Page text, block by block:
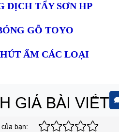
DỊCH TẨY SƠN HP
GỖ TOYO
ẨM CÁC LOẠI
GIÁ BÀI VIẾT
bạn: